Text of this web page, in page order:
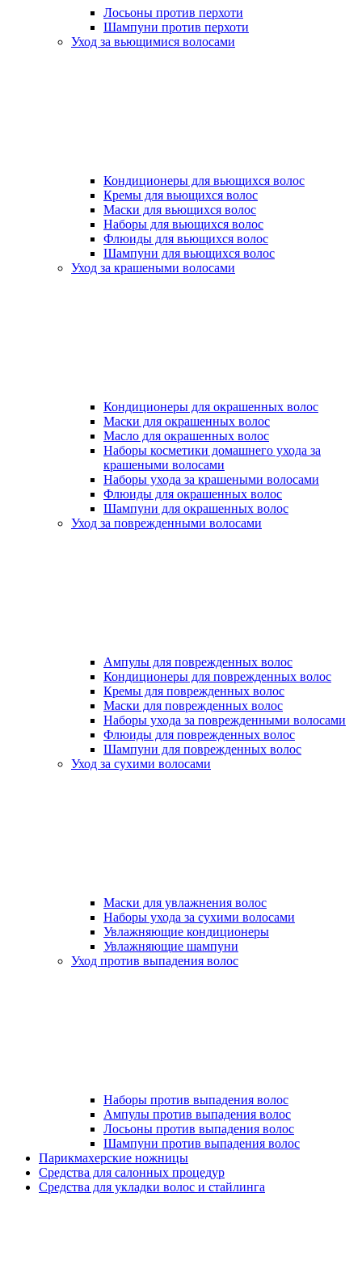
Лосьоны против перхоти
Шампуни против перхоти
Уход за вьющимися волосами
Кондиционеры для вьющихся волос
Кремы для вьющихся волос
Маски для вьющихся волос
Наборы для вьющихся волос
Флюиды для вьющихся волос
Шампуни для вьющихся волос
Уход за крашеными волосами
Кондиционеры для окрашенных волос
Маски для окрашенных волос
Масло для окрашенных волос
Наборы косметики домашнего ухода за
крашеными волосами
Наборы ухода за крашеными волосами
Флюиды для окрашенных волос
Шампуни для окрашенных волос
Уход за поврежденными волосами
Ампулы для поврежденных волос
Кондиционеры для поврежденных волос
Кремы для поврежденных волос
Маски для поврежденных волос
Наборы ухода за поврежденными волосами
Флюиды для поврежденных волос
Шампуни для поврежденных волос
Уход за сухими волосами
Маски для увлажнения волос
Наборы ухода за сухими волосами
Увлажняющие кондиционеры
Увлажняющие шампуни
Уход против выпадения волос
Наборы против выпадения волос
Ампулы против выпадения волос
Лосьоны против выпадения волос
Шампуни против выпадения волос
Парикмахерские ножницы
Средства для салонных процедур
Средства для укладки волос и стайлинга